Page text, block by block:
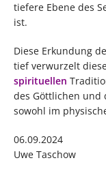
tiefere Ebene des
ist.
Diese Erkundung
tief verwurzelt
spirituellen
des Göttlichen und
sowohl im
06.09.2024
Uwe Taschow